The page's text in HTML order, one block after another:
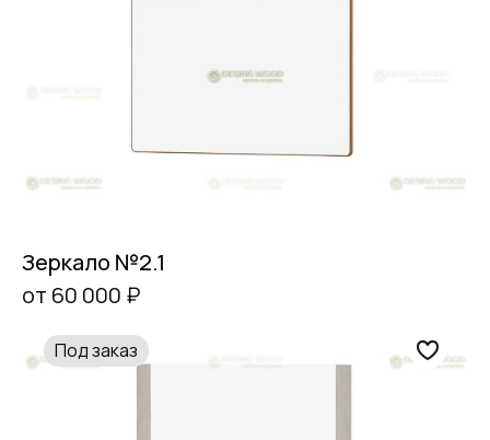
Зеркало №2.1
от 60 000 ₽
Под заказ